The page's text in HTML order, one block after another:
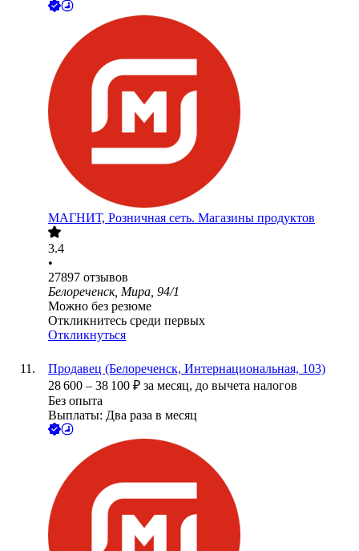
МАГНИТ, Розничная сеть. Магазины продуктов
3.4
•
27897 отзывов
Белореченск, Мира, 94/1
Можно без резюме
Откликнитесь среди первых
Откликнуться
Продавец (Белореченск, Интернациональная, 103)
28 600 – 38 100 ₽ за месяц, до вычета налогов
Без опыта
Выплаты: Два раза в месяц